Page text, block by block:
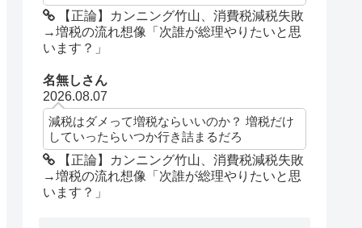
【正論】カンニング竹山、消費税減税失敗
→増税の流れ想像「次誰が総理やりたいと思
います？」
名無しさん
2026.08.07
減税はダメって増税ならいいのか？ 増税だけ
していったらいつか行き詰まるだろ
【正論】カンニング竹山、消費税減税失敗
→増税の流れ想像「次誰が総理やりたいと思
います？」